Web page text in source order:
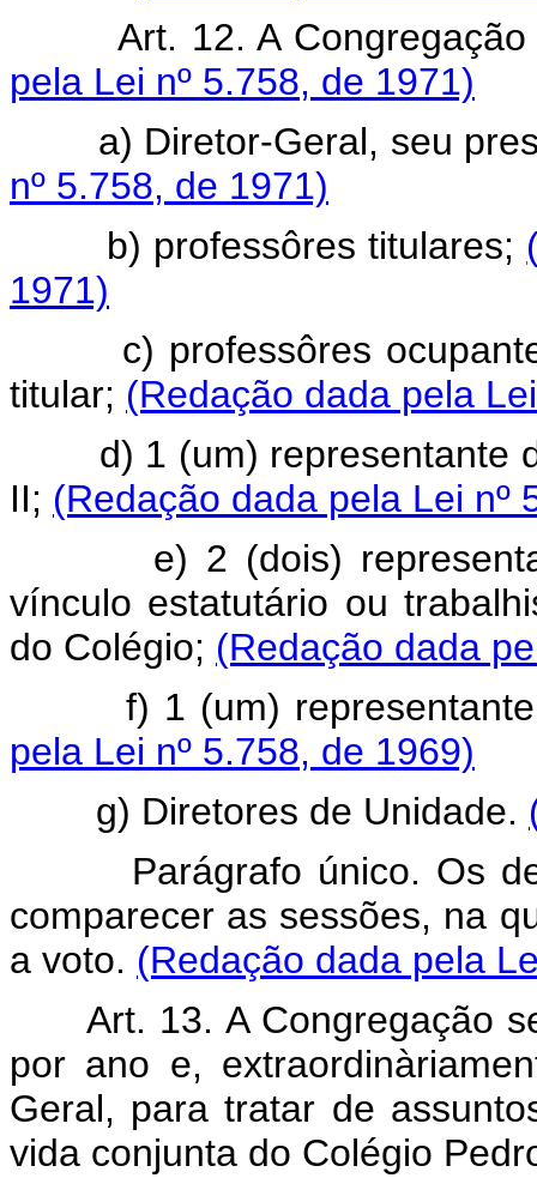
Art. 12. A
pela Lei nº 5.758, de 1971)
a) Diretor-Geral, seu
nº 5.758, de 1971)
b) professôres titulares;
1971)
c) professôres ocupantes
titular; (Redação dada pela
d) 1 (um) representante
II; (Redação dada pela Lei nº
e) 2 (dois)
vínculo estatutário ou
do Colégio; (Redação dada
f) 1 (um) representante
pela Lei nº 5.758, de 1969)
g) Diretores de Unidade.
Parágrafo único. Os
comparecer as sessões, na
a voto. (Redação dada pela
Art. 13. A Congregação
por ano e,
Geral, para tratar de
vida conjunta do Colégio